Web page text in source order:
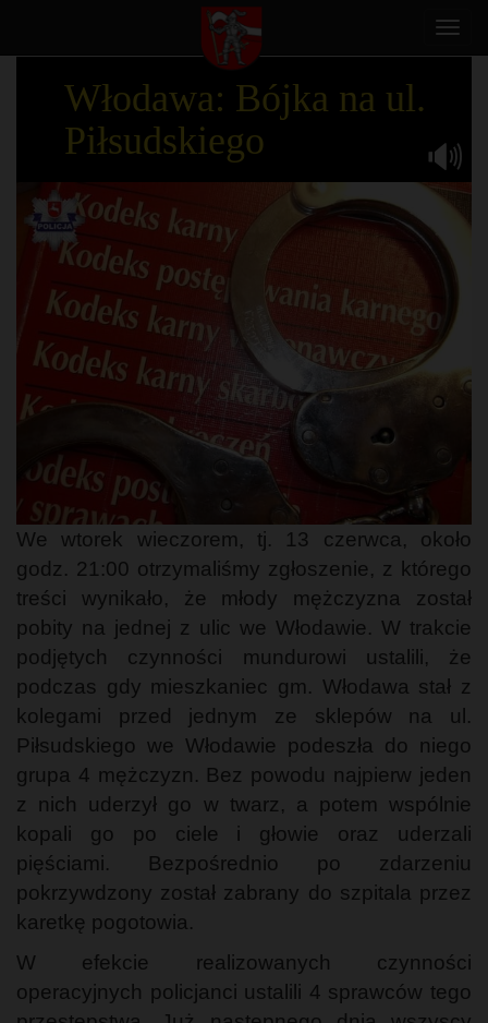
Włodawa: Bójka na ul.
Piłsudskiego
We wtorek wieczorem, tj. 13 czerwca, około
godz. 21:00 otrzymaliśmy zgłoszenie, z którego
treści wynikało, że młody mężczyzna został
pobity na jednej z ulic we Włodawie. W trakcie
podjętych czynności mundurowi ustalili, że
podczas gdy mieszkaniec gm. Włodawa stał z
kolegami przed jednym ze sklepów na ul.
Piłsudskiego we Włodawie podeszła do niego
grupa 4 mężczyzn. Bez powodu najpierw jeden
z nich uderzył go w twarz, a potem wspólnie
kopali go po ciele i głowie oraz uderzali
pięściami. Bezpośrednio po zdarzeniu
pokrzywdzony został zabrany do szpitala przez
karetkę pogotowia.
W efekcie realizowanych czynności
operacyjnych policjanci ustalili 4 sprawców tego